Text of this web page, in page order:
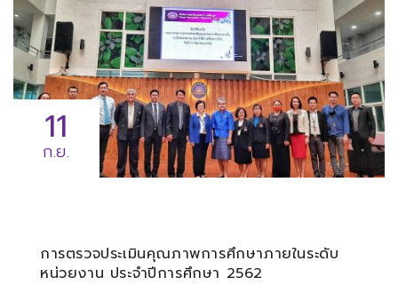
11
ก.ย.
การตรวจประเมินคุณภาพการศึกษาภายในระดับ
หน่วยงาน ประจำปีการศึกษา 2562